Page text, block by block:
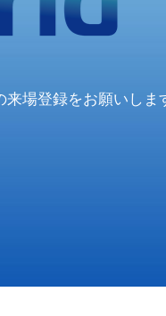
ナー
場登録をお願いしま